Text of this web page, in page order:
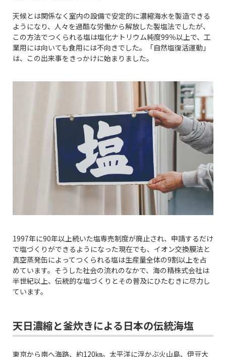
天候とは関係なく室内の設備で安定的に濃縮海水を製造できる
ようになり、人々を過酷な労働から解放した製塩法でしたが、
この方法でつくられる塩は塩化ナトリウム純度99％以上で、工
業用には向いても食用には不向きでした。「自然塩復活運動」
は、この出来事をきっかけに始まりました。
1997年に90年以上続いた塩専売制度が廃止され、申請するだけ
で塩づくりができるようになった現在でも、イオン交換膜法と
真空蒸発缶によってつくられる塩は生産量全体の9割以上を占
めています。そうした社会の流れのなかで、海の精株式会社は
半世紀以上、伝統的な塩づくりとその普及にひたむきに尽力し
ています。
天日濃縮と釜炊きによる日本の伝統海塩
東京から南へ海路、約120㎞。太平洋に浮かぶ火山島、伊豆大